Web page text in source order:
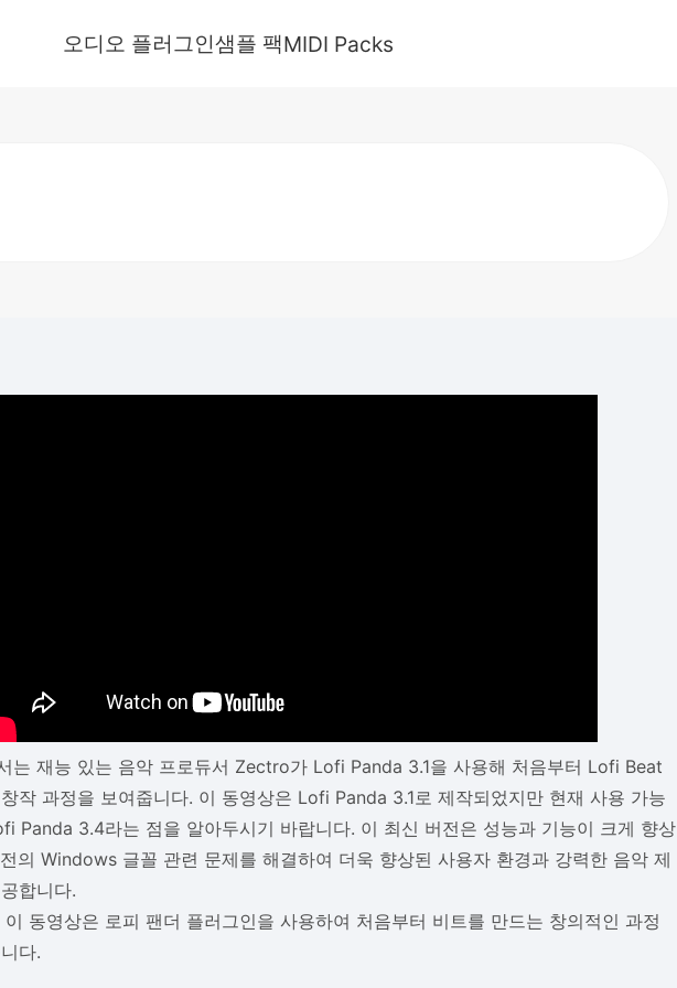
오디오 플러그인샘플 팩MIDI Packs
는 재능 있는 음악 프로듀서 Zectro가 Lofi Panda 3.1을 사용해 처음부터 Lofi Beat
작 과정을 보여줍니다. 이 동영상은 Lofi Panda 3.1로 제작되었지만 현재 사용 가능
Panda 3.4라는 점을 알아두시기 바랍니다. 이 최신 버전은 성능과 기능이 크게 향상
의 Windows 글꼴 관련 문제를 해결하여 더욱 향상된 사용자 환경과 강력한 음악 제
합니다.
이 동영상은 로피 팬더 플러그인을 사용하여 처음부터 비트를 만드는 창의적인 과정
다.